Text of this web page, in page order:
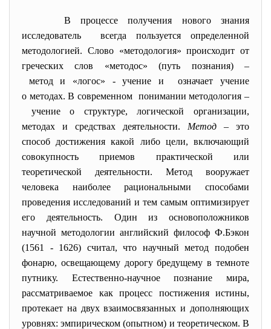
В процессе получения нового знания
исследователь всегда пользуется определенной
методологией. Слово «методология» происходит от
греческих слов «методос» (путь познания) –
метод и «логос» - учение и означает учение
о методах. В современном понимании методология –
учение о структуре, логической организации,
методах и средствах деятельности. Метод – это
способ достижения какой либо цели, включающий
совокупность приемов практической или
теоретической деятельности. Метод вооружает
человека наиболее рациональными способами
проведения исследований и тем самым оптимизирует
его деятельность. Один из основоположников
научной методологии английский философ Ф.Бэкон
(1561 - 1626) считал, что научный метод подобен
фонарю, освещающему дорогу бредущему в темноте
путнику. Естественно-научное познание мира,
рассматриваемое как процесс постижения истины,
протекает на двух взаимосвязанных и дополняющих
уровнях: эмпирическом (опытном) и теоретическом. В